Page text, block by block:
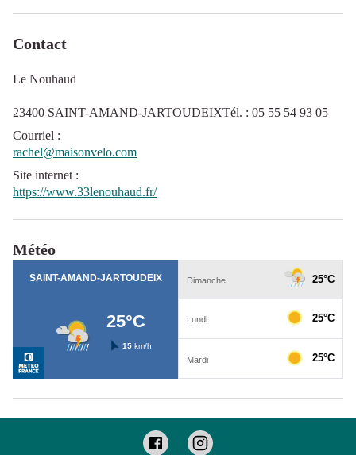
Contact
Le Nouhaud
23400 SAINT-AMAND-JARTOUDEIXTél. : 05 55 54 93 05
Courriel :
rachel@maisonvelo.com
Site internet :
https://www.33lenouhaud.fr/
Météo